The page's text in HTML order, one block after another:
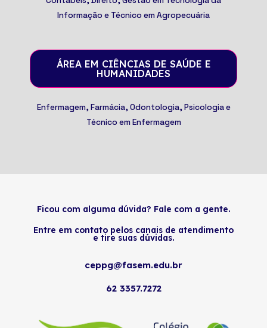
Informação e Técnico em Agropecuária
ÁREA EM CIÊNCIAS DE SAÚDE E
HUMANIDADES
Enfermagem, Farmácia, Odontologia,Psicologiae
Técnico em Enfermagem
Ficou com alguma dúvida? Fale com a gente.
Entre em contato pelos canais de atendimento
e tire suas dúvidas.
ceppg@fasem.edu.br
62 3357.7272